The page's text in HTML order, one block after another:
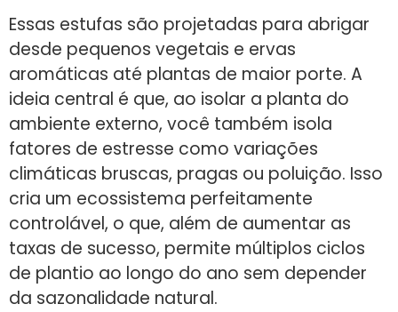
Essas estufas são projetadas para abrigar
desde pequenos vegetais e ervas
aromáticas até plantas de maior porte. A
ideia central é que, ao isolar a planta do
ambiente externo, você também isola
fatores de estresse como variações
climáticas bruscas, pragas ou poluição. Isso
cria um ecossistema perfeitamente
controlável, o que, além de aumentar as
taxas de sucesso, permite múltiplos ciclos
de plantio ao longo do ano sem depender
da sazonalidade natural.